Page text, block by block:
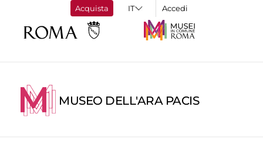
Acquista Accedi
MUSEO DELL'ARA PACIS